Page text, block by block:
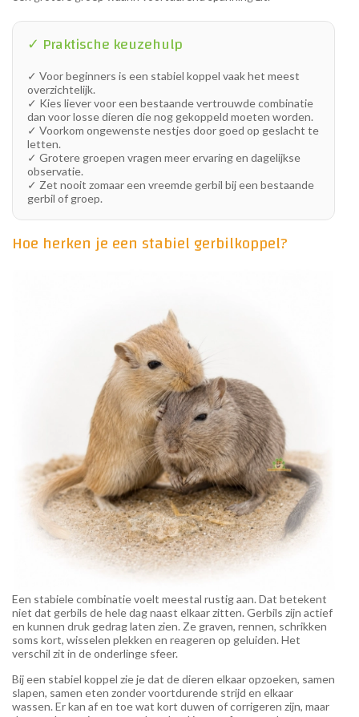
✓ Praktische keuzehulp
✓ Voor beginners is een stabiel koppel vaak het meest
overzichtelijk.
✓ Kies liever voor een bestaande vertrouwde combinatie
dan voor losse dieren die nog gekoppeld moeten worden.
✓ Voorkom ongewenste nestjes door goed op geslacht te
letten.
✓ Grotere groepen vragen meer ervaring en dagelijkse
observatie.
✓ Zet nooit zomaar een vreemde gerbil bij een bestaande
gerbil of groep.
Hoe herken je een stabiel gerbilkoppel?
Een stabiele combinatie voelt meestal rustig aan. Dat betekent
niet dat gerbils de hele dag naast elkaar zitten. Gerbils zijn actief
en kunnen druk gedrag laten zien. Ze graven, rennen, schrikken
soms kort, wisselen plekken en reageren op geluiden. Het
verschil zit in de onderlinge sfeer.
Bij een stabiel koppel zie je dat de dieren elkaar opzoeken, samen
slapen, samen eten zonder voortdurende strijd en elkaar
wassen. Er kan af en toe wat kort duwen of corrigeren zijn, maar